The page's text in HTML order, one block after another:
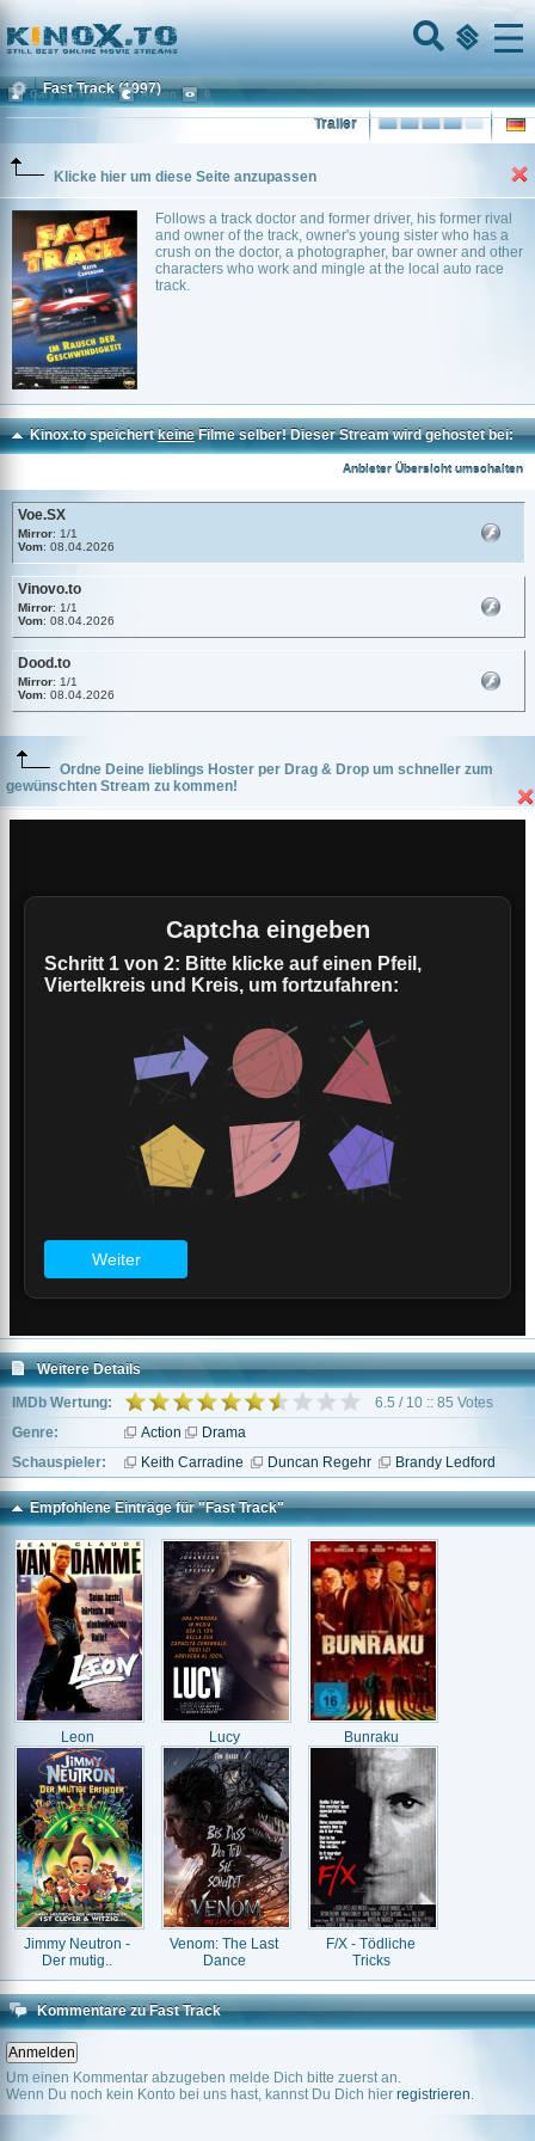
Home
Menu
Fast Track (1997)
Trailer
Klicke hier um diese Seite anzupassen
Follows a track doctor and former driver, his former rival
and owner of the track, owner's young sister who has a
crush on the doctor, a photographer, bar owner and other
characters who work and mingle at the local auto race
track.
Gary Markowitz Action 0
Kinox.to speichertkeineFilme selber! Dieser Stream wird gehostet bei:
Anbieter Übersicht umschalten
Voe.SX
Mirror: 1/1
Vom: 08.04.2026
Vinovo.to
Mirror: 1/1
Vom: 08.04.2026
Dood.to
Mirror: 1/1
Vom: 08.04.2026
Ordne Deine lieblings Hoster per Drag & Drop um schneller zum
gewünschten Stream zu kommen!
Weitere Details
IMDb Wertung:
6.5 / 10 :: 85 Votes
Genre:
Action
Drama
Schauspieler:
Keith Carradine Duncan Regehr Brandy Ledford
Empfohlene Einträge für "Fast Track"
Leon Lucy Bunraku
Jimmy Neutron -
Der mutig..
Venom: The Last
Dance
F/X - Tödliche
Tricks
Kommentare zu Fast Track
Um einen Kommentar abzugeben melde Dich bitte zuerst an.
Wenn Du noch kein Konto bei uns hast, kannst Du Dich hier registrieren.